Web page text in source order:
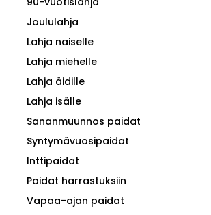
Joululahja
Lahja naiselle
Lahja miehelle
Lahja äidille
Lahja isälle
Sananmuunnos paidat
Syntymävuosipaidat
Inttipaidat
Paidat harrastuksiin
Vapaa-ajan paidat